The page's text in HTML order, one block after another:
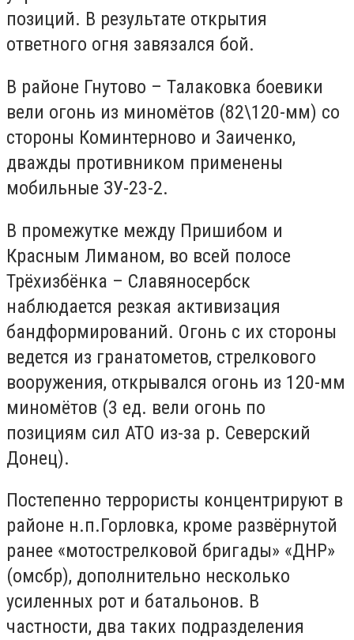
позиций. В результате открытия
ответного огня завязался бой.
В районе Гнутово – Талаковка боевики
вели огонь из миномётов (82\120-мм) со
стороны Коминтерново и Заиченко,
дважды противником применены
мобильные ЗУ-23-2.
В промежутке между Пришибом и
Красным Лиманом, во всей полосе
Трёхизбёнка – Славяносербск
наблюдается резкая активизация
бандформирований. Огонь с их стороны
ведется из гранатометов, стрелкового
вооружения, открывался огонь из 120-мм
миномётов (3 ед. вели огонь по
позициям сил АТО из-за р. Северский
Донец).
Постепенно террористы концентрируют в
районе н.п.Горловка, кроме развёрнутой
ранее «мотострелковой бригады» «ДНР»
(омсбр), дополнительно несколько
усиленных рот и батальонов. В
частности, два таких подразделения